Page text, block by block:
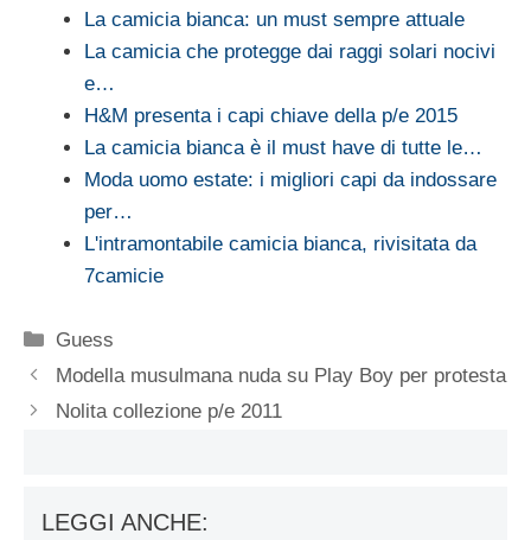
La camicia bianca: un must sempre attuale
La camicia che protegge dai raggi solari nocivi
e…
H&M presenta i capi chiave della p/e 2015
La camicia bianca è il must have di tutte le…
Moda uomo estate: i migliori capi da indossare
per…
L'intramontabile camicia bianca, rivisitata da
7camicie
Categorie
Guess
Modella musulmana nuda su Play Boy per protesta
Nolita collezione p/e 2011
LEGGI ANCHE: